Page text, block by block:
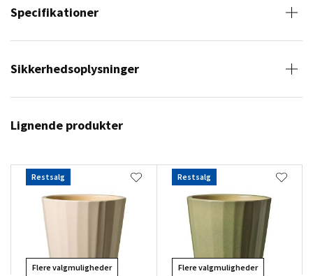
Specifikationer
Sikkerhedsoplysninger
Lignende produkter
Restsalg
Flere valgmuligheder
Restsalg
Flere valgmuligheder